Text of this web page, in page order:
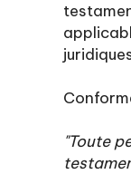
"Toute